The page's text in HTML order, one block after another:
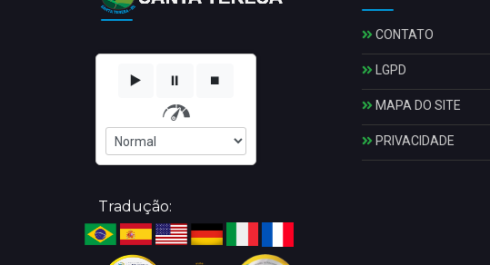
▶️ ⏸️ ⏹️
Tradução:
CONTATO
LGPD
MAPA DO SITE
PRIVACIDADE